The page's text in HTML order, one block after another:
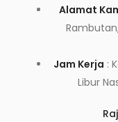
Alamat
Jam Kerja :
Libur